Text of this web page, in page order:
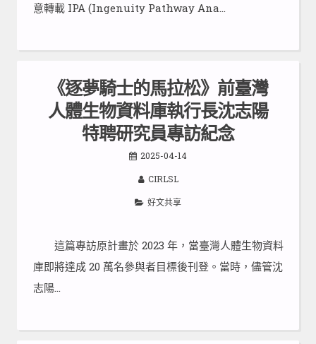
意轉載 IPA (Ingenuity Pathway Ana…
《逐夢騎士的馬拉松》前臺灣
人體生物資料庫執行長沈志陽
特聘研究員專訪紀念
2025-04-14
CIRLSL
好文共享
這篇專訪原計畫於 2023 年，當臺灣人體生物資料
庫即將達成 20 萬名參與者目標後刊登。當時，儘管沈
志陽…